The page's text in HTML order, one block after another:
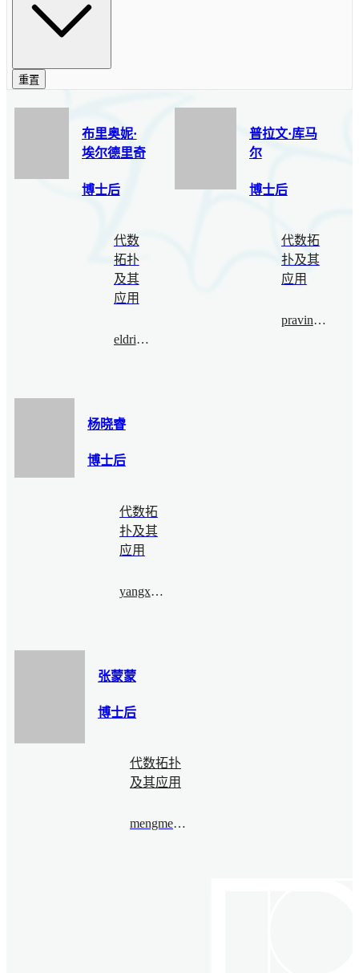
重置
布里奥妮·
埃尔德里奇
博士后
代数
拓扑
及其
应用
eldridge@bimsa.cn
普拉文·库马
尔
博士后
代数拓
扑及其
应用
pravinkumar@bimsa.cn
杨晓睿
博士后
代数拓
扑及其
应用
yangxiaorui@bimsa.cn
张蒙蒙
博士后
代数拓扑
及其应用
mengmengzhang@bimsa.cn